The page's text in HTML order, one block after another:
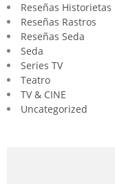
Reseñas Historietas
Reseñas Rastros
Reseñas Seda
Seda
Series TV
Teatro
TV & CINE
Uncategorized